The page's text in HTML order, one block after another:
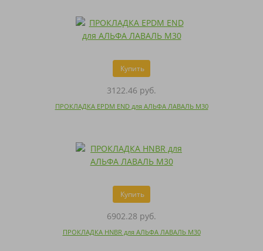
Купить
3122.46 руб.
ПРОКЛАДКА EPDM END для АЛЬФА ЛАВАЛЬ M30
Купить
6902.28 руб.
ПРОКЛАДКА HNBR для АЛЬФА ЛАВАЛЬ M30